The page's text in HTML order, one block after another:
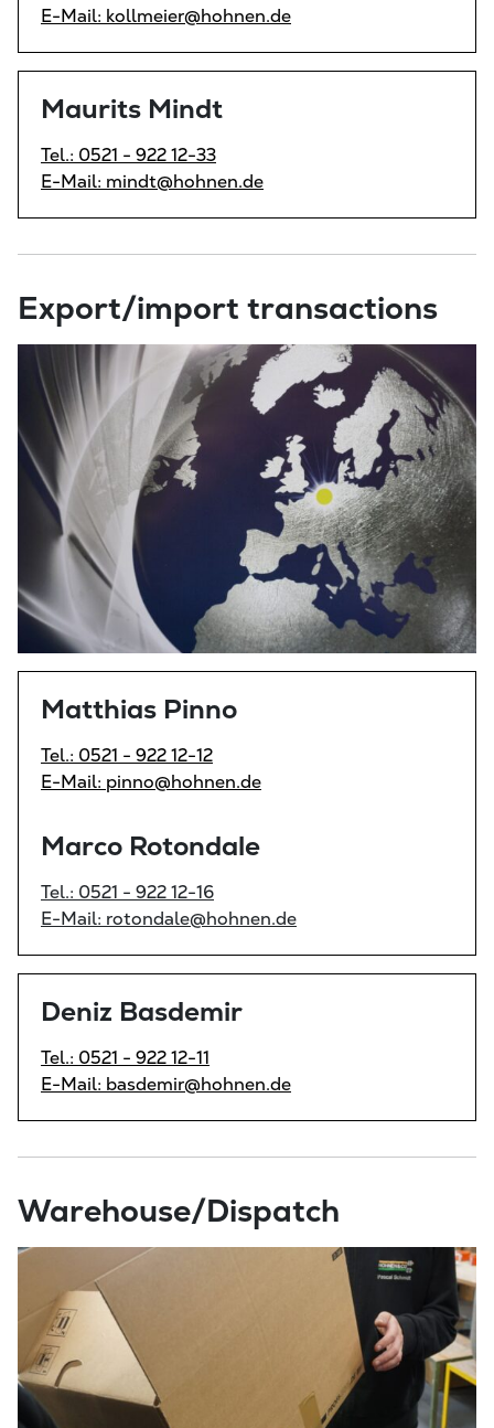
E-Mail: kollmeier@hohnen.de
Maurits Mindt
Tel.: 0521 - 922 12-33
E-Mail: mindt@hohnen.de
Export/import transactions
Matthias Pinno
Tel.: 0521 - 922 12-12
E-Mail: pinno@hohnen.de
Marco Rotondale
Tel.: 0521 - 922 12-16
E-Mail: rotondale@hohnen.de
Deniz Basdemir
Tel.: 0521 - 922 12-11
E-Mail: basdemir@hohnen.de
Warehouse/Dispatch